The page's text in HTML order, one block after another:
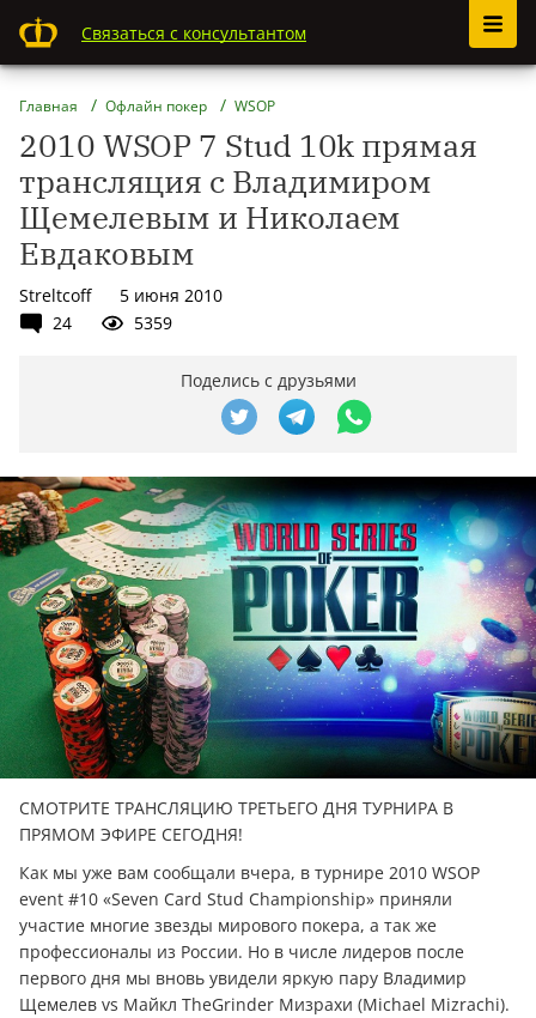
Связаться с консультантом
Главная Офлайн покер WSOP
2010 WSOP 7 Stud 10k прямая
трансляция с Владимиром
Щемелевым и Николаем
Евдаковым
Streltcoff
5 июня 2010
24
5359
Поделись с друзьями
СМОТРИТЕ ТРАНСЛЯЦИЮ ТРЕТЬЕГО ДНЯ ТУРНИРА В
ПРЯМОМ ЭФИРЕ СЕГОДНЯ!
Как мы уже вам сообщали вчера, в турнире 2010 WSOP
event #10 «Seven Card Stud Championship» приняли
участие многие звезды мирового покера, а так же
профессионалы из России. Но в числе лидеров после
первого дня мы вновь увидели яркую пару Владимир
Щемелев vs Майкл TheGrinder Мизрахи (Michael Mizrachi).